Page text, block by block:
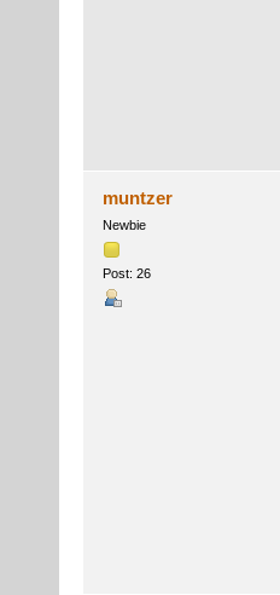
muntzer
Newbie
Post: 26